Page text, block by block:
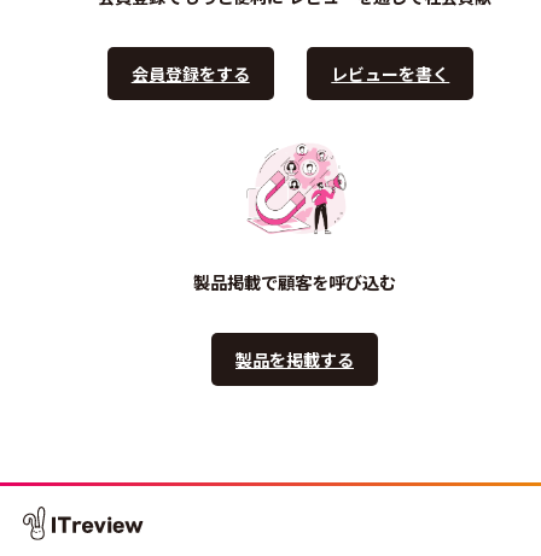
会員登録をする レビューを書く
製品掲載で顧客を呼び込む
製品を掲載する